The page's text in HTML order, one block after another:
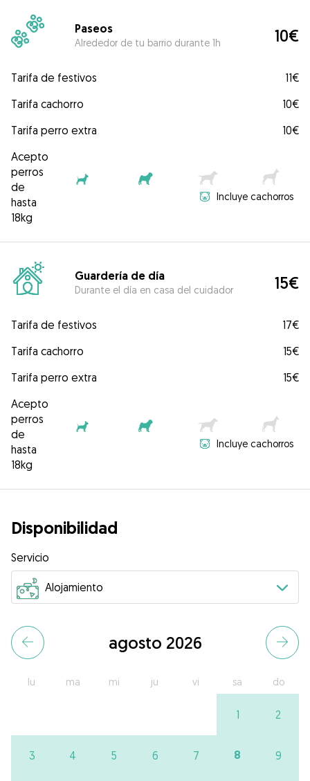
Paseos
Alrededor de tu barrio durante 1h 10€
Tarifa de festivos
11€
Tarifa cachorro
10€
Tarifa perro extra
10€
Acepto
perros
de
hasta
18kg
Incluye cachorros
Guardería de día
Durante el día en casa del cuidador 15€
Tarifa de festivos
17€
Tarifa cachorro
15€
Tarifa perro extra
15€
Acepto
perros
de
hasta
18kg
Incluye cachorros
Disponibilidad
Servicio
agosto 2026
lu ma mi ju vi sa do
1 2
3 4 5 6 7 8 9